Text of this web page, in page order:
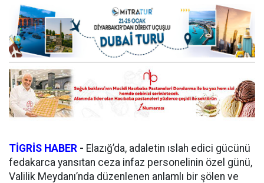
TİGRİS HABER - Elazığ’da, adaletin ıslah edici gücünü
fedakarca yansıtan ceza infaz personelinin özel günü,
Valilik Meydanı’nda düzenlenen anlamlı bir şölen ve